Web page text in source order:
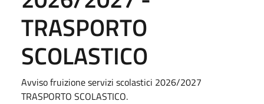
TRASPORTO
SCOLASTICO
Avviso fruizione servizi scolastici 2026/2027
TRASPORTO SCOLASTICO.